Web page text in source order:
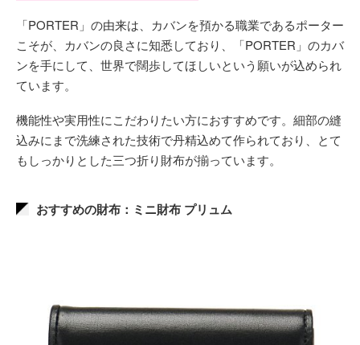
「PORTER」の由来は、カバンを預かる職業であるポーター
こそが、カバンの良さに知悉しており、「PORTER」のカバ
ンを手にして、世界で闊歩してほしいという願いが込められ
ています。
機能性や実用性にこだわりたい方におすすめです。細部の縫
込みにまで洗練された技術で丹精込めて作られており、とて
もしっかりとした三つ折り財布が揃っています。
おすすめの財布：ミニ財布 プリュム